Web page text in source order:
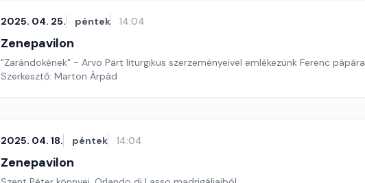
2025. 04. 25. péntek 14:04
Zenepavilon
"Zarándokének" - Arvo Pärt liturgikus szerzeményeivel emlékezünk Ferenc pápára
Szerkesztő: Marton Árpád
2025. 04. 18. péntek 14:04
Zenepavilon